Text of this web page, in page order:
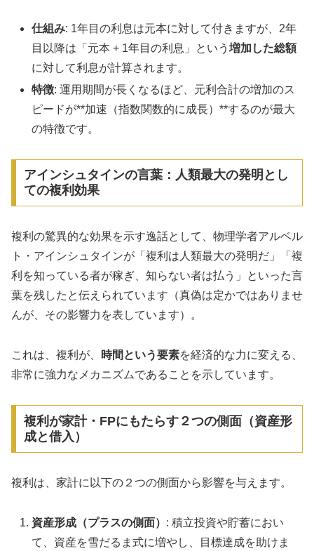
仕組み: 1年目の利息は元本に対して付きますが、2年
目以降は「元本 + 1年目の利息」という増加した総額
に対して利息が計算されます。
特徴: 運用期間が長くなるほど、元利合計の増加のス
ピードが**加速（指数関数的に成長）**するのが最大
の特徴です。
アインシュタインの言葉：人類最大の発明とし
ての複利効果
複利の驚異的な効果を示す逸話として、物理学者アルベル
ト・アインシュタインが「複利は人類最大の発明だ」「複
利を知っている者が稼ぎ、知らない者は払う」といった言
葉を残したと伝えられています（真偽は定かではありませ
んが、その影響力を表しています）。
これは、複利が、 時間という要素を経済的な力に変える、
非常に強力なメカニズムであることを示しています。
複利が家計・FPにもたらす２つの側面（資産形
成と借入）
複利は、家計に以下の２つの側面から影響を与えます。
資産形成（プラスの側面） : 積立投資や貯蓄におい
て、資産を雪だるま式に増やし、目標達成を助けま